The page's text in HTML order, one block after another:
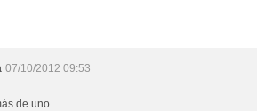
07/10/2012 09:53
de uno . . .